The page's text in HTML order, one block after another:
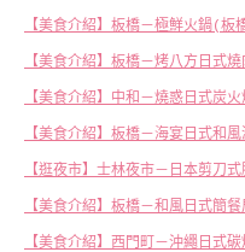
【美食介紹】板橋－極鮮火鍋(板
【美食介紹】板橋－烤八方日式
【美食介紹】中和－燒惑日式炭
【美食介紹】板橋－海宴日式和風
【逛夜市】士林夜市－日本剪刀
【美食介紹】板橋－和風日式簡餐
【美食介紹】西門町－沖繩日式